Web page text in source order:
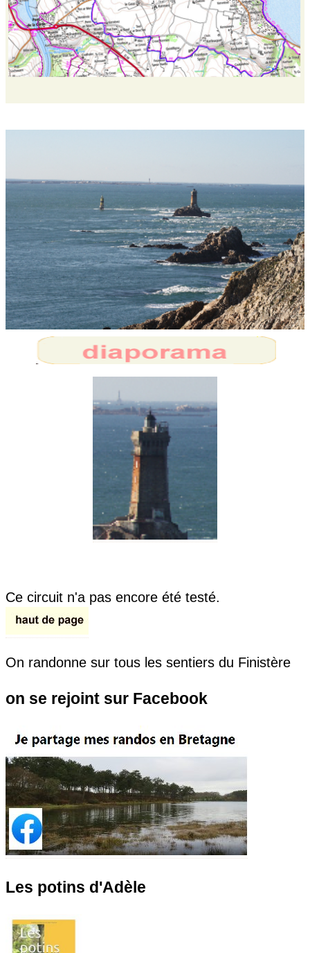
Ce circuit n'a pas encore été testé.
On randonne sur tous les sentiers du Finistère
on se rejoint sur Facebook
Les potins d'Adèle